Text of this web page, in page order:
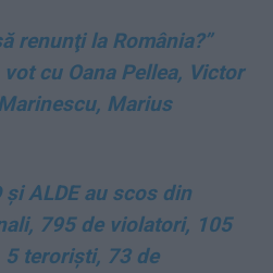
renunţi la România?”
cu Oana Pellea, Victor
Marius
ALDE au scos din
795 de violatori, 105
teroriști, 73 de